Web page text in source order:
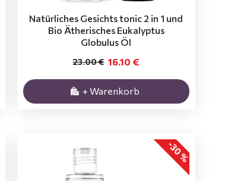
Natürliches Gesichts tonic 2 in 1 und
Bio Ätherisches Eukalyptus
Globulus Öl
16.10 €
23.00 €
+ Warenkorb
-30 %